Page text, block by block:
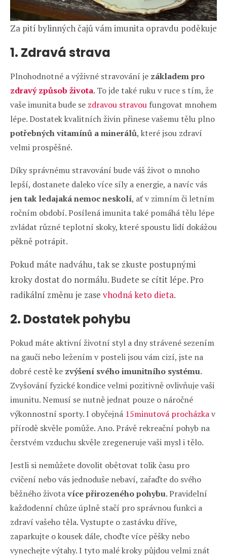
Za pití bylinných čajů vám imunita opravdu poděkuje
1. Zdravá strava
Plnohodnotné a výživné stravování je základem pro
zdravý způsob života. To jde také ruku v ruce s tím, že
vaše imunita bude se zdravou stravou fungovat mnohem
lépe. Dostatek kvalitních živin přinese vašemu tělu plno
potřebných vitamínů a minerálů, které jsou zdraví
velmi prospěšné.
Díky správnému stravování bude váš život o mnoho
lepší, dostanete daleko více síly a energie, a navíc vás
jen tak ledajaká nemoc neskolí, ať v zimním či letním
ročním období. Posílená imunita také pomáhá tělu lépe
zvládat různé teplotní skoky, které spoustu lidí dokážou
pěkně potrápit.
Pokud máte nadváhu, tak se zkuste postupnými
kroky dostat do normálu. Budete se cítit lépe. Pro
radikální změnu je zase vhodná keto dieta.
2. Dostatek pohybu
Pokud máte aktivní životní styl a dny strávené sezením
na gauči nebo ležením v posteli jsou vám cizí, jste na
dobré cestě ke zvýšení svého imunitního systému.
Zvyšování fyzické kondice velmi pozitivně ovlivňuje vaši
imunitu. Nemusí se nutně jednat pouze o náročné
výkonnostní sporty. I obyčejná 15minutová procházkav
přírodě skvěle pomůže. Ano. Právě rekreační pohyb na
čerstvém vzduchu skvěle zregeneruje vaši mysl i tělo.
Jestli si nemůžete dovolit obětovat tolik času pro
cvičení nebo vás jednoduše nebaví, zařaďte do svého
běžného životavíce přirozeného pohybu. Pravidelní
každodenní chůze úplně stačí pro správnou funkci a
zdraví vašeho těla. Vystupte o zastávku dříve,
zaparkujte o kousek dále, choďte více pěšky nebo
vynechejte výtahy. I tyto malé kroky půjdou velmi znát